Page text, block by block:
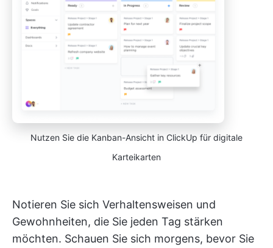
Nutzen Sie die Kanban-Ansicht in ClickUp für digitale
Karteikarten
Notieren Sie sich Verhaltensweisen und
Gewohnheiten, die Sie jeden Tag stärken
möchten. Schauen Sie sich morgens, bevor Sie